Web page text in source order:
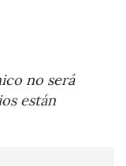
no será
están